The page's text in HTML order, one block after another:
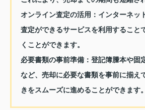
オンライン査定の活用 ：インターネッ
査定ができるサービスを利用すること
くことができます。
必要書類の事前準備：登記簿謄本や固
など、売却に必要な書類を事前に揃え
きをスムーズに進めることができます。